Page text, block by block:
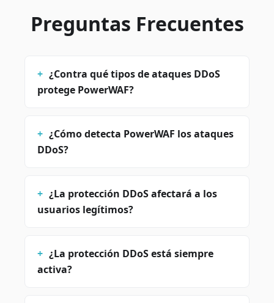
Preguntas Frecuentes
¿Contra qué tipos de ataques DDoS
protege PowerWAF?
¿Cómo detecta PowerWAF los ataques
DDoS?
¿La protección DDoS afectará a los
usuarios legítimos?
¿La protección DDoS está siempre
activa?